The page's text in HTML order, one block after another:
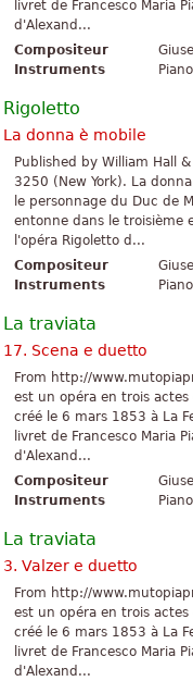
livret de Francesco Maria
d'Alexand...
Compositeur
Instruments
Piano
Rigoletto
La donna è mobile
Published by William Hall
3250 (New York). La
le personnage du Duc de
entonne dans le troisième
l'opéra Rigoletto d...
Compositeur
Instruments
Piano
La traviata
17. Scena e duetto
From http://
est un opéra en trois actes
créé le 6 mars 1853 à La
livret de Francesco Maria
d'Alexand...
Compositeur
Instruments
Piano
La traviata
3. Valzer e duetto
From http://
est un opéra en trois actes
créé le 6 mars 1853 à La
livret de Francesco Maria
d'Alexand...